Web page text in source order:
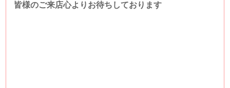
皆様のご来店心よりお待ちしております